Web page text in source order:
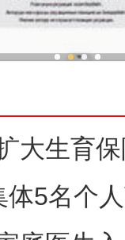
大生育
体5名个